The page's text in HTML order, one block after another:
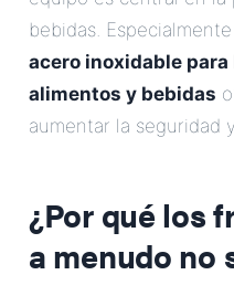
bebidas.
acero inoxidable
alimentos y bebidas
aumentar la seguridad
¿Por qué los
a menudo no